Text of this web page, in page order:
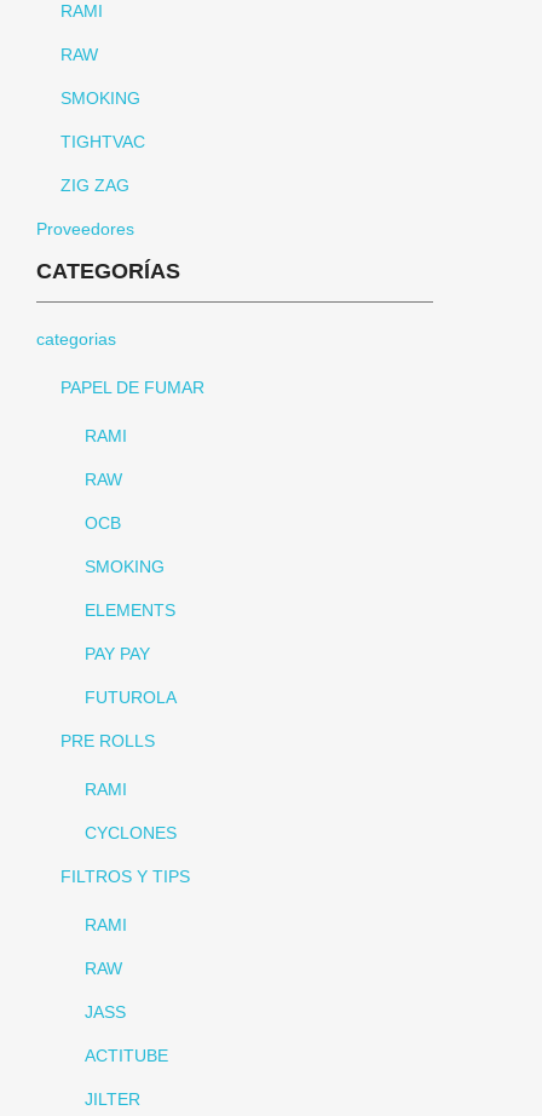
RAMI
RAW
SMOKING
TIGHTVAC
ZIG ZAG
Proveedores
CATEGORÍAS
categorias
PAPEL DE FUMAR
RAMI
RAW
OCB
SMOKING
ELEMENTS
PAY PAY
FUTUROLA
PRE ROLLS
RAMI
CYCLONES
FILTROS Y TIPS
RAMI
RAW
JASS
ACTITUBE
JILTER